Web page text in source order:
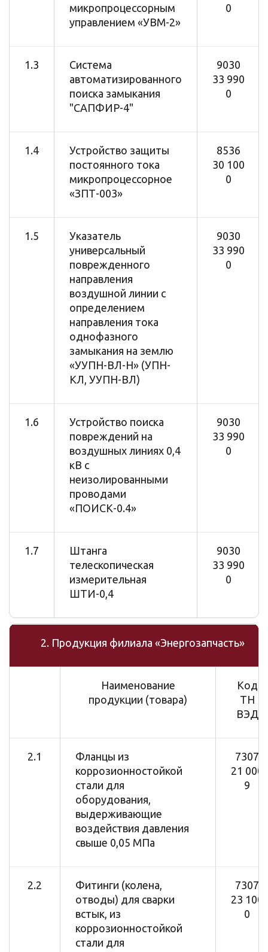
микропроцессорным
управлением «УВМ-2»
0
1.3
Система
автоматизированного
поиска замыкания
"САПФИР-4"
9030
33 990
0
1.4
Устройство защиты
постоянного тока
микропроцессорное
«ЗПТ-003»
8536
30 100
0
1.5
Указатель
универсальный
поврежденного
направления
воздушной линии с
определением
направления тока
однофазного
замыкания на землю
«УУПН-ВЛ-Н» (УПН-
КЛ, УУПН-ВЛ)
9030
33 990
0
1.6
Устройство поиска
повреждений на
воздушных линиях 0,4
кВ с
неизолированными
проводами
«ПОИСК-0.4»
9030
33 990
0
1.7
Штанга
телескопическая
измерительная
ШТИ-0,4
9030
33 990
0
2. Продукция филиала «Энергозапчасть»
Наименование
продукции (товара)
Код
ТН
ВЭД
2.1
Фланцы из
коррозионностойкой
стали для
оборудования,
выдерживающие
воздействия давления
свыше 0,05 МПа
7307
21 000
9
2.2
Фитинги (колена,
отводы) для сварки
встык, из
коррозионностойкой
стали для
7307
23 100
0